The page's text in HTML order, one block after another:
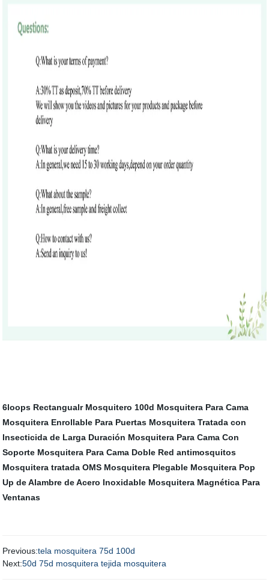
6loops Rectangualr Mosquitero 100d Mosquitera Para Cama
Mosquitera Enrollable Para Puertas Mosquitera Tratada con
Insecticida de Larga Duración Mosquitera Para Cama Con
Soporte Mosquitera Para Cama Doble Red antimosquitos
Mosquitera tratada OMS Mosquitera Plegable Mosquitera Pop
Up de Alambre de Acero Inoxidable Mosquitera Magnética Para
Ventanas
Previous:tela mosquitera 75d 100d
Next:50d 75d mosquitera tejida mosquitera